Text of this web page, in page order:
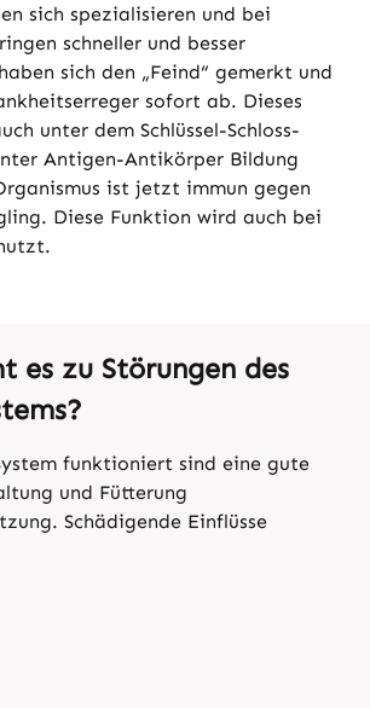
sich spezialisieren und bei
schneller und besser
sich den „Feind“ gemerkt und
sofort ab. Dieses
unter dem Schlüssel-Schloss-
Antigen-Antikörper Bildung
ist jetzt immun gegen
Diese Funktion wird auch bei
es zu Störungen des
funktioniert sind eine gute
und Fütterung
Schädigende Einflüsse